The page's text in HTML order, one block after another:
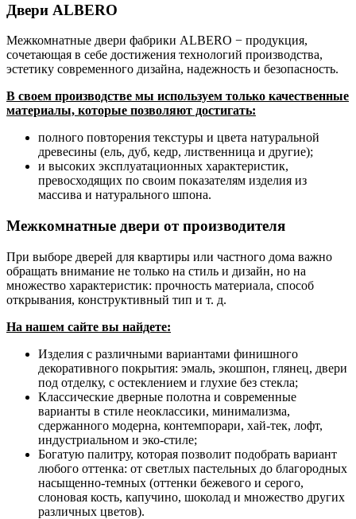
Двери ALBERO
Межкомнатные двери фабрики ALBERO − продукция,
сочетающая в себе достижения технологий производства,
эстетику современного дизайна, надежность и безопасность.
В своем производстве мы используем только качественные
материалы, которые позволяют достигать:
полного повторения текстуры и цвета натуральной
древесины (ель, дуб, кедр, лиственница и другие);
и высоких эксплуатационных характеристик,
превосходящих по своим показателям изделия из
массива и натурального шпона.
Межкомнатные двери от производителя
При выборе дверей для квартиры или частного дома важно
обращать внимание не только на стиль и дизайн, но на
множество характеристик: прочность материала, способ
открывания, конструктивный тип и т. д.
На нашем сайте вы найдете:
Изделия с различными вариантами финишного
декоративного покрытия: эмаль, экошпон, глянец, двери
под отделку, с остеклением и глухие без стекла;
Классические дверные полотна и современные
варианты в стиле неоклассики, минимализма,
сдержанного модерна, контемпорари, хай-тек, лофт,
индустриальном и эко-стиле;
Богатую палитру, которая позволит подобрать вариант
любого оттенка: от светлых пастельных до благородных
насыщенно-темных (оттенки бежевого и серого,
слоновая кость, капучино, шоколад и множество других
различных цветов).